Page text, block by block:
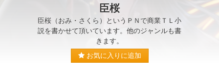
臣桜
臣桜（おみ・さくら）というＰＮで商業ＴＬ小
説を書かせて頂いています。他のジャンルも書
きます。
お気に入りに追加